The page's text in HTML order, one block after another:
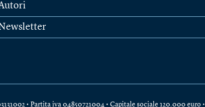
• Partita iva 04850721004 • Capitale sociale 120.000 euro •